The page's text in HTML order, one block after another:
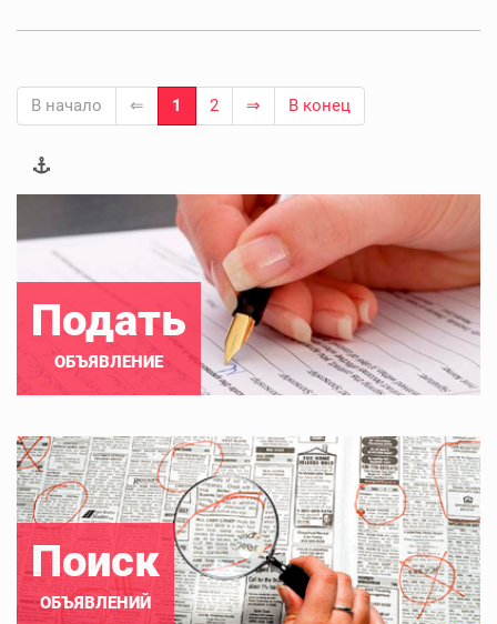
В начало ⇐ 1 2 ⇒ В конец
Подать
ОБЪЯВЛЕНИЕ
Поиск
ОБЪЯВЛЕНИЙ